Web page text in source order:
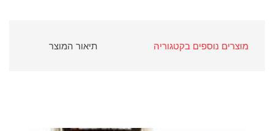
מוצרים נוספים בקטגוריה תיאור המוצר